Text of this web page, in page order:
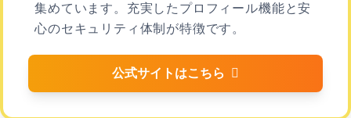
集めています。充実したプロフィール機能と安
心のセキュリティ体制が特徴です。
公式サイトはこちら